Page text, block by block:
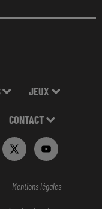
JEUX
CONTACT
Mentions légales